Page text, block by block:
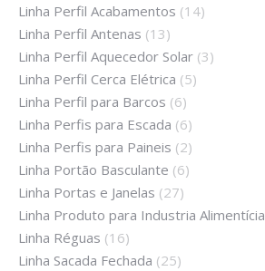
Linha Perfil Acabamentos (14)
Linha Perfil Antenas (13)
Linha Perfil Aquecedor Solar (3)
Linha Perfil Cerca Elétrica (5)
Linha Perfil para Barcos (6)
Linha Perfis para Escada (6)
Linha Perfis para Paineis (2)
Linha Portão Basculante (6)
Linha Portas e Janelas (27)
Linha Produto para Industria Alimentícia
Linha Réguas (16)
Linha Sacada Fechada (25)